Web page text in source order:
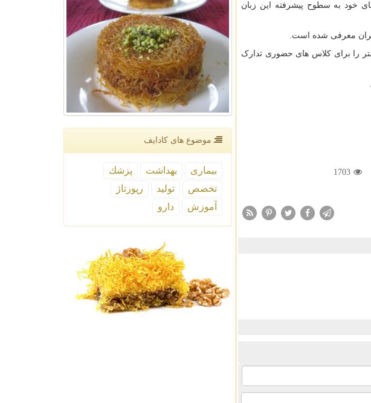
خود به سطوح پیشرفته این زبان
معتبر در حال حاضر با دو شعبه در حال فعالیت میباشد.و فضایی را به وسعت بیش از 2000 متر را برای کلاس های حضوری تدارک
1703
موضوع های كادایف
بیماری بهداشت
پزشك
تخصص
تولید
رپورتاژ
آموزش
دارو